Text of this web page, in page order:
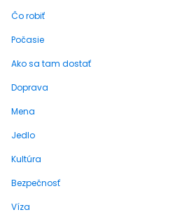
Čo robiť
Počasie
Ako sa tam dostať
Doprava
Mena
Jedlo
Kultúra
Bezpečnosť
Víza